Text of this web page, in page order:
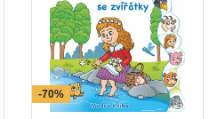
-70%